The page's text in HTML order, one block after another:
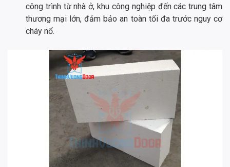
công trình từ nhà ở, khu công nghiệp đến các trung tâm
thương mại lớn, đảm bảo an toàn tối đa trước nguy cơ
cháy nổ.